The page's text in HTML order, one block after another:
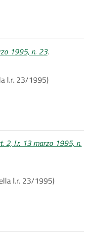
1995, n. 23.
l.r. 23/1995)
2, l.r. 13 marzo 1995, n.
l.r. 23/1995)